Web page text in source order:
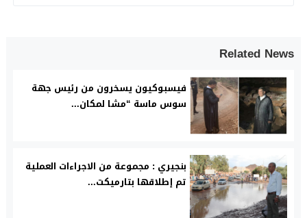
Related News
فيسبوكيون يسخرون من رئيس جهة
سوس ماسة “مشا لمكان...
بنجيري : مجموعة من الاجراءات العملية
تم إطلاقها بتارميكت...